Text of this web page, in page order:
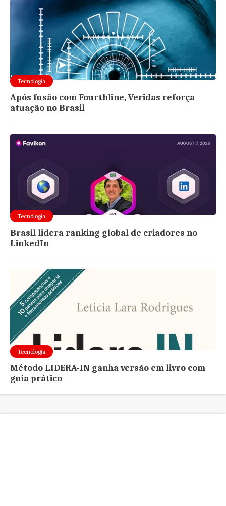
Tecnologia
Após fusão com Fourthline, Veridas reforça
atuação no Brasil
Tecnologia
Brasil lidera ranking global de criadores no
LinkedIn
Tecnologia
Método LIDERA-IN ganha versão em livro com
guia prático